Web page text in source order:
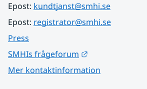
Epost: kundtjanst@smhi.se
Epost: registrator@smhi.se
Press
SMHIs frågeforum
Mer kontaktinformation